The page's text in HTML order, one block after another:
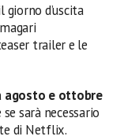
d’uscita
trailer e le
agosto e ottobre
se sarà necessario
di Netflix.